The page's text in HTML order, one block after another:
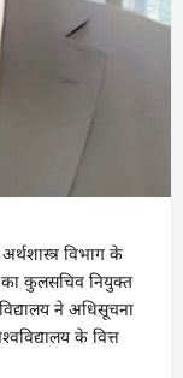
विभाग के
का कुलसचिव नियुक्त
ने अधिसूचना
के वित्त